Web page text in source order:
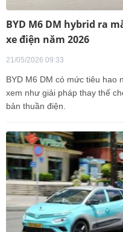
BYD M6 DM hybrid ra
xe điện năm 2026
21/05/2026 09:33
BYD M6 DM có mức tiêu hao
xem như giải pháp thay thế
bản thuần điện.